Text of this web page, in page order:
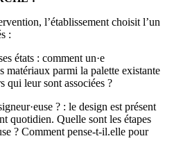
l’établissement choisit l’un
:
états : comment un·e
matériaux parmi la palette existante
qui leur sont associées ?
? : le design est présent
quotidien. Quelle sont les étapes
? Comment pense-t-il.elle pour